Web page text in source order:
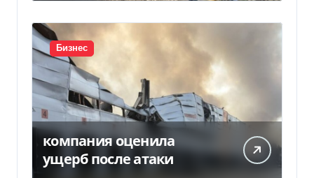
Бизнес
компания оценила
ущерб после атаки